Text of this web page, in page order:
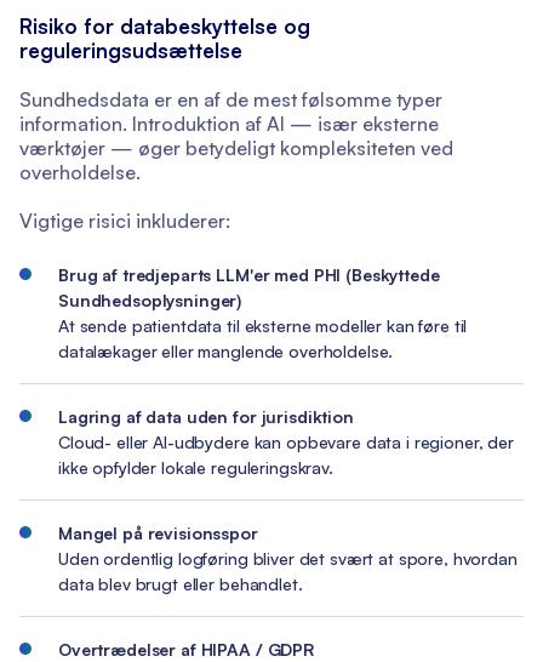
Risiko for databeskyttelse og
reguleringsudsættelse
Sundhedsdata er en af de mest følsomme typer
information. Introduktion af AI — især eksterne
værktøjer — øger betydeligt kompleksiteten ved
overholdelse.
Vigtige risici inkluderer:
Brug af tredjeparts LLM'er med PHI (Beskyttede
Sundhedsoplysninger)
At sende patientdata til eksterne modeller kan føre til
datalækager eller manglende overholdelse.
Lagring af data uden for jurisdiktion
Cloud- eller AI-udbydere kan opbevare data i regioner, der
ikke opfylder lokale reguleringskrav.
Mangel på revisionsspor
Uden ordentlig logføring bliver det svært at spore, hvordan
data blev brugt eller behandlet.
Overtrædelser af HIPAA / GDPR